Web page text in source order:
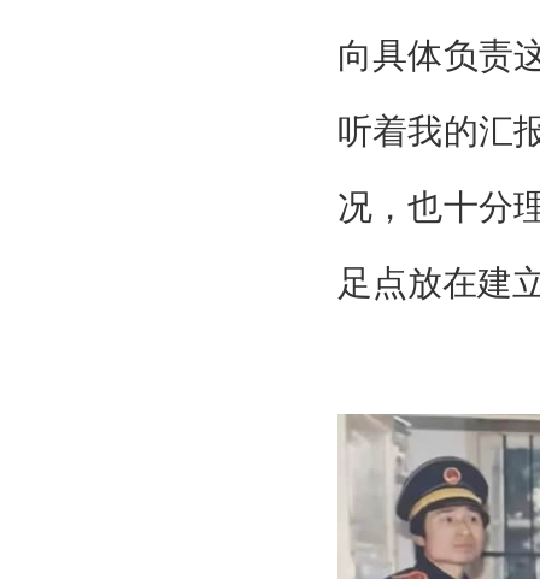
向具体负责
听着我的汇
况，也十分
足点放在建